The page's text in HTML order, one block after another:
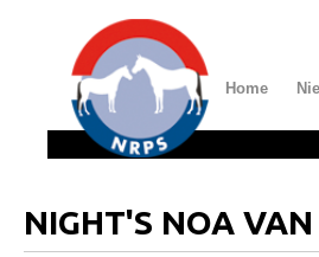
Home
Over NRPS
NIGHT'S NOA VAN